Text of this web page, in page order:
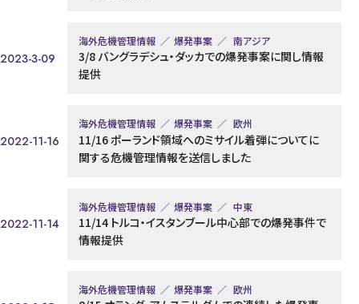
2023-3-09
海外危機管理情報 爆発事案 南アジア
3/8 バングラデシュ・ダッカでの爆発事案に関し情報
提供
2022-11-16
海外危機管理情報 爆発事案 欧州
11/16 ポーランド領域へのミサイル着弾についてに
関する危機管理情報を送信しました
2022-11-14
海外危機管理情報 爆発事案 中東
11/14 トルコ・イスタンブール中心部での爆発事件で
情報提供
海外危機管理情報 爆発事案 欧州